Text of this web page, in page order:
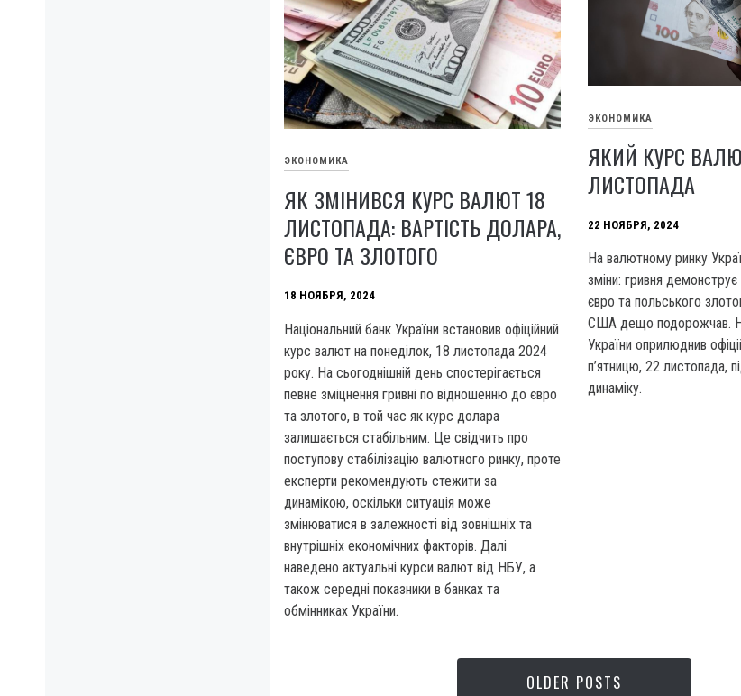
ЭКОНОМИКА
ЯКИЙ КУРС
ЛИСТОПАДА
22 НОЯБРЯ, 2024
На валютному ринку
зміни: гривня
євро та польського
США дещо подорожчав.
України оприлюднив
п’ятницю, 22 листопада,
динаміку.
ЭКОНОМИКА
ЯК ЗМІНИВСЯ КУРС ВАЛЮТ 18
ЛИСТОПАДА: ВАРТІСТЬ ДОЛАРА,
ЄВРО ТА ЗЛОТОГО
18 НОЯБРЯ, 2024
Національний банк України встановив офіційний
курс валют на понеділок, 18 листопада 2024
року. На сьогоднішній день спостерігається
певне зміцнення гривні по відношенню до євро
та злотого, в той час як курс долара
залишається стабільним. Це свідчить про
поступову стабілізацію валютного ринку, проте
експерти рекомендують стежити за
динамікою, оскільки ситуація може
змінюватися в залежності від зовнішніх та
внутрішніх економічних факторів. Далі
наведено актуальні курси валют від НБУ, а
також середні показники в банках та
обмінниках України.
OLDER POSTS